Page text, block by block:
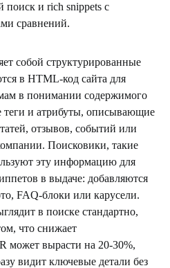
поиск и rich snippets с
сравнений.
собой структурированные
в HTML-код сайта для
в понимании содержимого
теги и атрибуты, описывающие
отзывов, событий или
Поисковики, такие
эту информацию для
в выдаче: добавляются
FAQ-блоки или карусели.
в поиске стандартно,
что снижает
может вырасти на 20-30%,
видит ключевые детали без